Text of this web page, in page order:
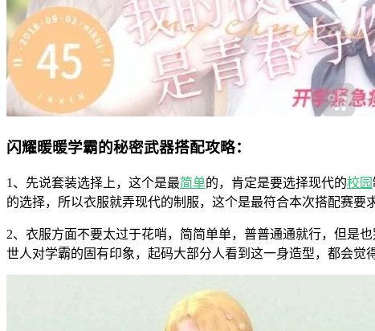
闪耀暖暖学霸的秘密武器搭配攻略：
1、先说套装选择上，这个是最简单的，肯定是要选择现代的校园
的选择，所以衣服就弄现代的制服，这个是最符合本次搭配赛要
2、衣服方面不要太过于花哨，简简单单，普普通通就行，但是
世人对学霸的固有印象，起码大部分人看到这一身造型，都会觉